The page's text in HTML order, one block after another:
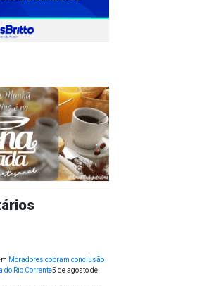
Moradores cobram conclusão
do Rio Corrente5 de agosto de